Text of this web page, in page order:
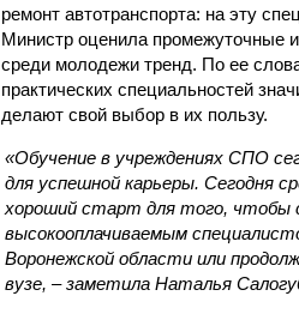
ремонт автотранспорта: на эту
Министр оценила промежуточные
среди молодежи тренд. По ее
практических специальностей
делают свой выбор в их пользу.
«Обучение в учреждениях СПО
для успешной карьеры. Сегодня
хороший старт для того, чтобы
высокооплачиваемым
Воронежской области или
вузе, – заметила Наталья